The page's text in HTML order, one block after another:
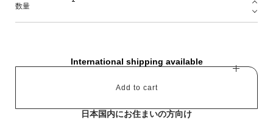
数量
International shipping available
Add to cart
日本国内にお住まいの方向け